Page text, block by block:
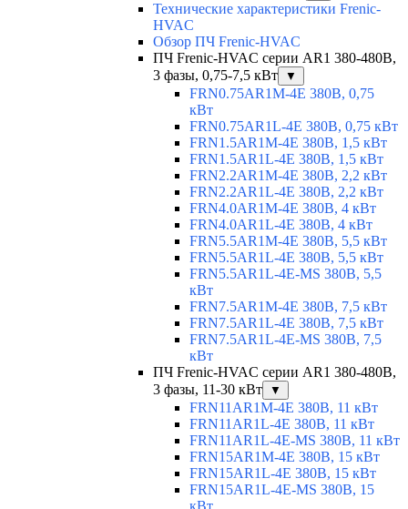
Технические характеристики Frenic-
HVAC
Обзор ПЧ Frenic-HVAC
ПЧ Frenic-HVAC серии AR1 380-480В,
3 фазы, 0,75-7,5 кВт
▼
FRN0.75AR1M-4E 380В, 0,75
кВт
FRN0.75AR1L-4E 380В, 0,75 кВт
FRN1.5AR1M-4E 380В, 1,5 кВт
FRN1.5AR1L-4E 380В, 1,5 кВт
FRN2.2AR1M-4E 380В, 2,2 кВт
FRN2.2AR1L-4E 380В, 2,2 кВт
FRN4.0AR1M-4E 380В, 4 кВт
FRN4.0AR1L-4E 380В, 4 кВт
FRN5.5AR1M-4E 380В, 5,5 кВт
FRN5.5AR1L-4E 380В, 5,5 кВт
FRN5.5AR1L-4E-MS 380В, 5,5
кВт
FRN7.5AR1M-4E 380В, 7,5 кВт
FRN7.5AR1L-4E 380В, 7,5 кВт
FRN7.5AR1L-4E-MS 380В, 7,5
кВт
ПЧ Frenic-HVAC серии AR1 380-480В,
3 фазы, 11-30 кВт
▼
FRN11AR1M-4E 380В, 11 кВт
FRN11AR1L-4E 380В, 11 кВт
FRN11AR1L-4E-MS 380В, 11 кВт
FRN15AR1M-4E 380В, 15 кВт
FRN15AR1L-4E 380В, 15 кВт
FRN15AR1L-4E-MS 380В, 15